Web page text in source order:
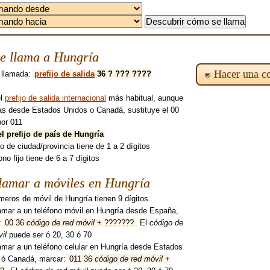
Hacer una
llama a Hungría
prefijo de salida36 ? ??? ????
prefijo de salida internacional más habitual, aunque
desde Estados Unidos o Canadá, sustituye el 00
011
prefijo de país de Hungría
de ciudad/provincia tiene de 1 a 2 dígitos
fijo tiene de 6 a 7 dígitos
a móviles en Hungría
de móvil de Hungría tienen 9 dígitos.
a un teléfono móvil en Hungría desde España,
00 36 código de red móvil+ ??????? . El código de
puede ser ó 20, 30 ó 70
a un teléfono celular en Hungría desde Estados
Canadá, marcar: 011 36 código de red móvil+